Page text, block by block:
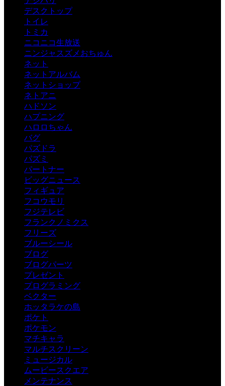
デスクトップ
トイレ
トミカ
ニコニコ生放送
ニンジャスズメおちゅん
ネット
ネットアルバム
ネットショップ
ネトアニ
ハドソン
ハプニング
ハロロちゃん
バグ
パズドラ
パズミ
パートナー
ビッグニュース
フィギュア
フコウモリ
フジテレビ
フランクノミクス
フリーズ
ブルーシール
ブログ
ブログパーツ
プレゼント
プログラミング
ベクター
ホッタラケの島
ポケト
ポケモン
マチキャラ
マルチスクリーン
ミュージカル
ムービースクエア
メンテナンス